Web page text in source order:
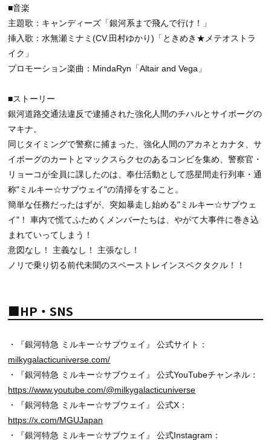
■音楽
主題歌：キャンディーズ「銀河系まで飛んで行け！」
挿入歌：水無瀬ミナミ(CV.田村ゆかり)「ときめき★メテオストラ
イク」
プロモーション楽曲：MindaRyn「Altair and Vega」
■ストーリー
銀河道路交通法違反で逮捕された強化人間のチハルとサイボーグの
マキナ。
同じタイミングで警察に捕まった、強化人間のアカネとカナタ、サ
イボーグのカートとマックスらクセのあるコンビを集め、警察官・
リョーコが全員に課したのは、奉仕活動として惑星間走行列車・通
称"ミルキー☆サブウェイ"の清掃をすること。
簡単な任務だったはずが、突如暴走し始める"ミルキー☆サブウェ
イ"！ 車内で慌てふためくメンバーたちは、やがて大事件に巻き込
まれていってしまう！
意図なし！ 主義なし！ 主張なし！
ノリで乗り切る前代未聞のスペーストレインスペクタクル！！
■HP・SNS
・『銀河特急 ミルキー☆サブウェイ』 公式サイト：
milkygalacticuniverse.com/
・『銀河特急 ミルキー☆サブウェイ』 公式YouTubeチャンネル：
https://www.youtube.com/@milkygalacticuniverse
・『銀河特急 ミルキー☆サブウェイ』 公式X：
https://x.com/MGUJapan
・『銀河特急 ミルキー☆サブウェイ』 公式Instagram：